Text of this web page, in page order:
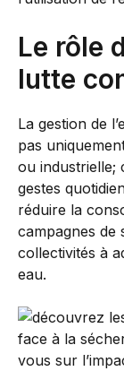
Le rôle
lutte
La gestion de
pas
ou industrielle;
gestes
réduire la
campagnes de
collectivités à
eau.